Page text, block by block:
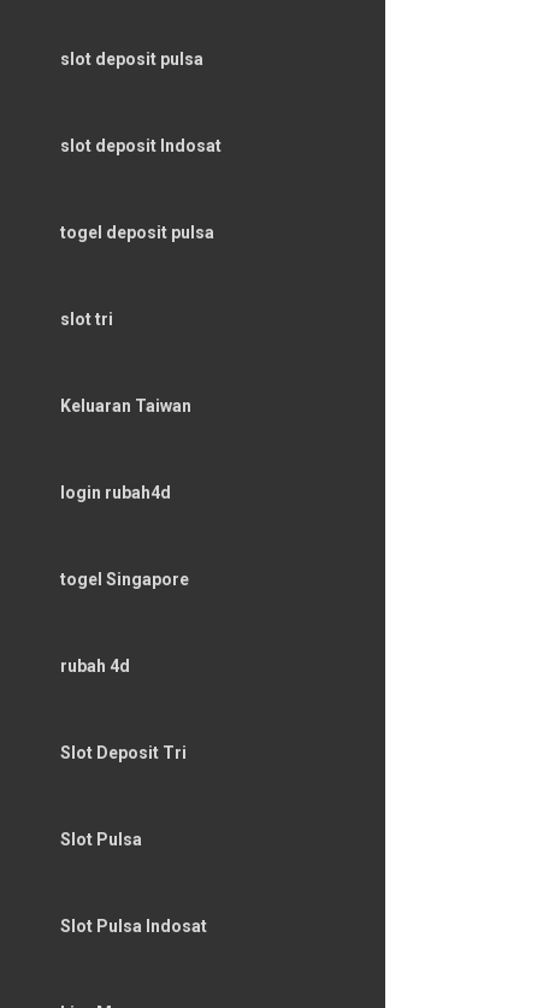
slot deposit pulsa
slot deposit Indosat
togel deposit pulsa
slot tri
Keluaran Taiwan
login rubah4d
togel Singapore
rubah 4d
Slot Deposit Tri
Slot Pulsa
Slot Pulsa Indosat